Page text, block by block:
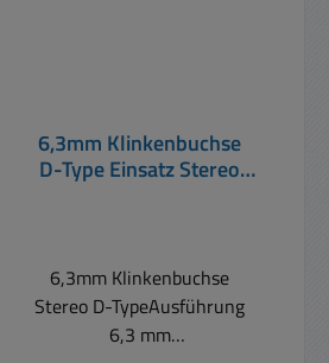
6,3mm Klinkenbuchse
D-Type Einsatz Stereo
6,3mm Klinkenbuchse
Stereo D-TypeAusführung
6,3 mm